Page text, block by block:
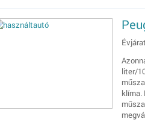
liter/
klíma.